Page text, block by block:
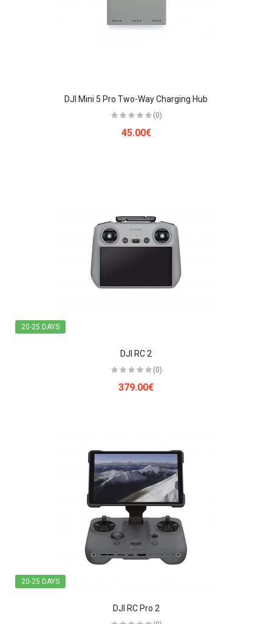
DJI Mini 5 Pro Two-Way Charging Hub
(0)
45.00€
20-25 DAYS
DJI RC 2
(0)
379.00€
20-25 DAYS
DJI RC Pro 2